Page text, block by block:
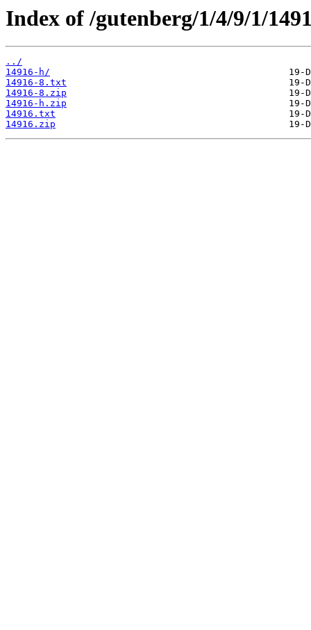
Index of /gutenberg/1/4/9/1/
../
14916-h/
14916-8.txt
14916-8.zip
14916-h.zip
14916.txt
14916.zip